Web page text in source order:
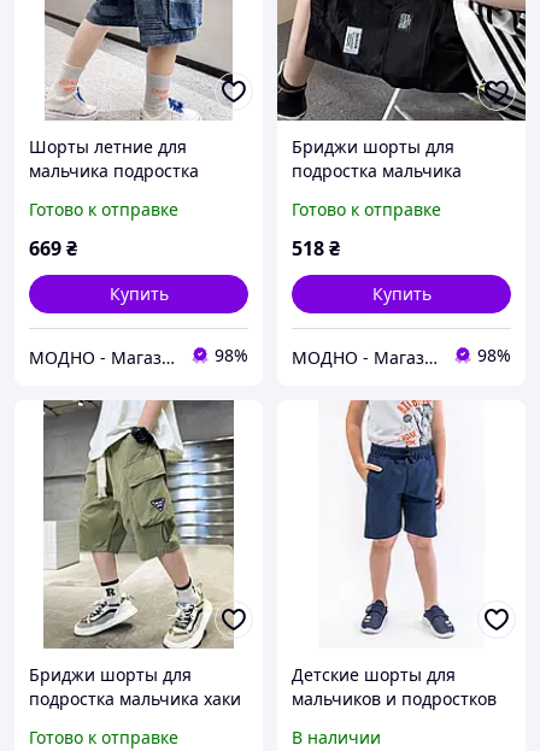
Шорты летние для
мальчика подростка
Готово к отправке
669₴
Купить
МОДНО - Магазин детской и женской одежды и обуви 98%
Бриджи шорты для
подростка мальчика
Готово к отправке
518₴
Купить
МОДНО - Магазин детской и женской одежды и обуви 98%
Бриджи шорты для
подростка мальчика хаки
Готово к отправке
Детские шорты для
мальчиков и подростков
В наличии